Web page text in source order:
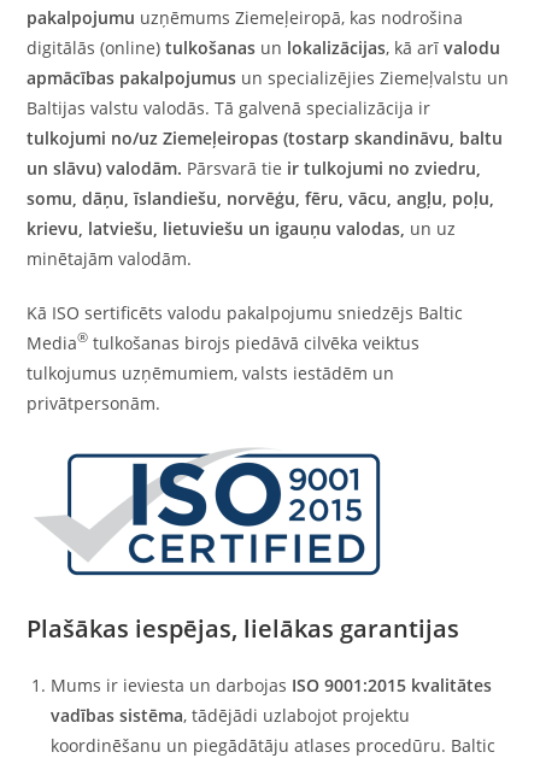
pakalpojumu uzņēmums Ziemeļeiropā, kas nodrošina
digitālās (online)tulkošanas un lokalizācijas, kā arīvalodu
apmācības pakalpojumus un specializējies Ziemeļvalstu un
Baltijas valstu valodās. Tā galvenā specializācija ir
tulkojumi no/uzZiemeļeiropas (tostarp skandināvu, baltu
un slāvu) valodām. Pārsvarā tie irtulkojumi no zviedru
somu, dāņu ,īslandiešu norvēģu ,fēru ,vācu ,angļu poļu
krievu, latviešu lietuviešu un igauņu valodas un uz
minētajām valodām.
Kā ISO sertificēts valodu pakalpojumu sniedzējs Baltic
Media® tulkošanas birojs piedāvā cilvēka veiktus
tulkojumus uzņēmumiem, valsts iestādēm un
privātpersonām.
Plašākas iespējas, lielākas garantijas
Mums ir ieviesta un darbojas ISO 9001:2015 kvalitātes
vadības sistēma, tādējādi uzlabojot projektu
koordinēšanu un piegādātāju atlases procedūru. Baltic